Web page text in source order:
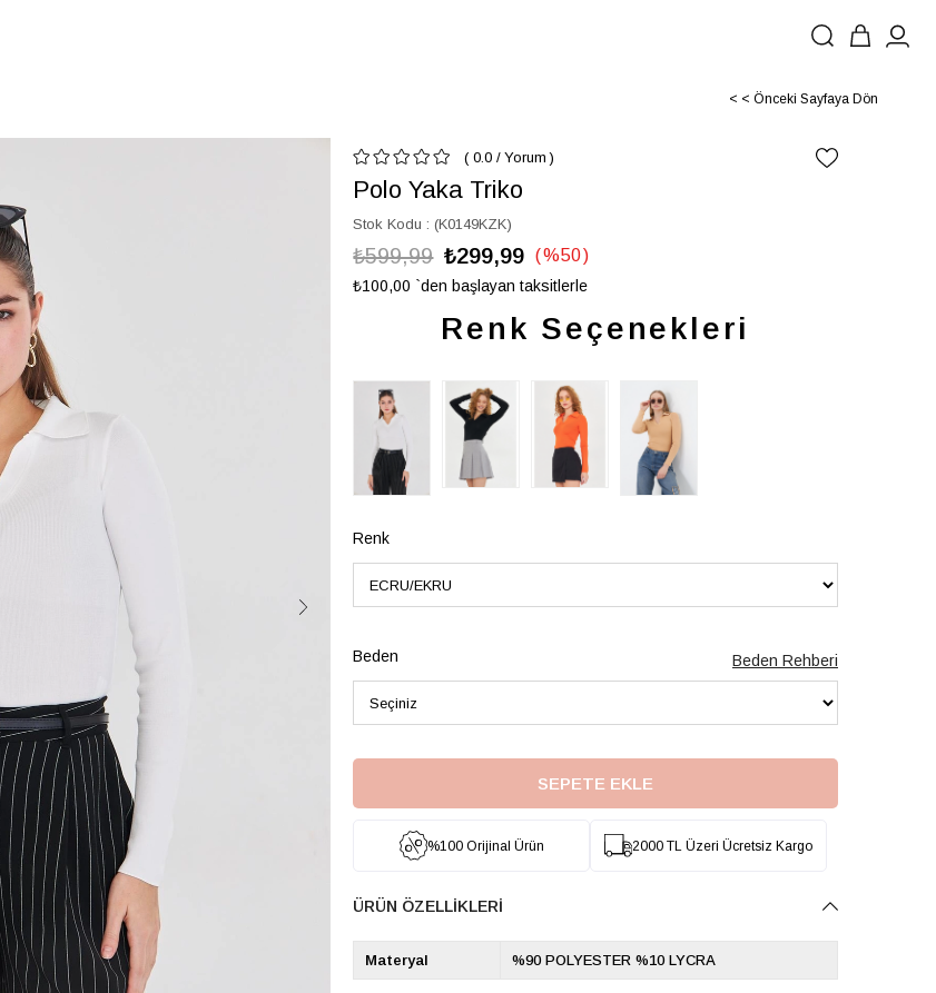
< < Önceki Sayfaya Dön
0.0/ Yorum
Polo Yaka Triko
Stok Kodu (K0149KZK)
₺599,99 ₺299,99 %50
İndirim
₺100,00 `den başlayan taksitlerle
Renk Seçenekleri
Renk
Beden Beden Rehberi
%100 Orijinal Ürün 2000 TL Üzeri Ücretsiz Kargo
ÜRÜN ÖZELLIKLERI
Materyal %90 POLYESTER %10 LYCRA